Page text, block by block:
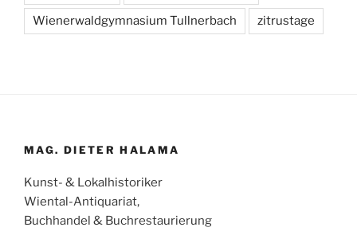
Wienerwaldgymnasium Tullnerbach zitrustage
MAG. DIETER HALAMA
Kunst- & Lokalhistoriker
Wiental-Antiquariat,
Buchhandel & Buchrestaurierung